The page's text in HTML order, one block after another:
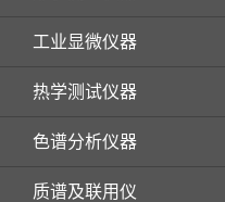
工业显微仪器
热学测试仪器
色谱分析仪器
质谱及联用仪